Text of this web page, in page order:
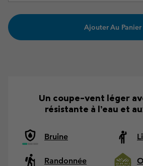
Ajouter Au Panier
Un coupe-vent léger
résistante à l’eau et
Bruine
Randonnée